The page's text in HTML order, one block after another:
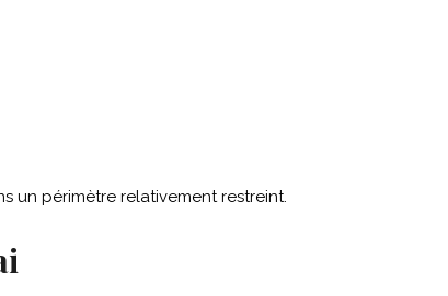
un périmètre relativement restreint.